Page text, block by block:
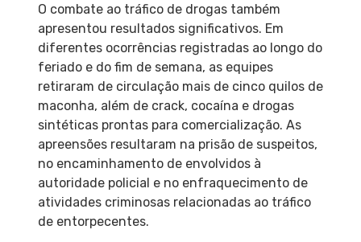
O combate ao tráfico de drogas também
apresentou resultados significativos. Em
diferentes ocorrências registradas ao longo do
feriado e do fim de semana, as equipes
retiraram de circulação mais de cinco quilos de
maconha, além de crack, cocaína e drogas
sintéticas prontas para comercialização. As
apreensões resultaram na prisão de suspeitos,
no encaminhamento de envolvidos à
autoridade policial e no enfraquecimento de
atividades criminosas relacionadas ao tráfico
de entorpecentes.